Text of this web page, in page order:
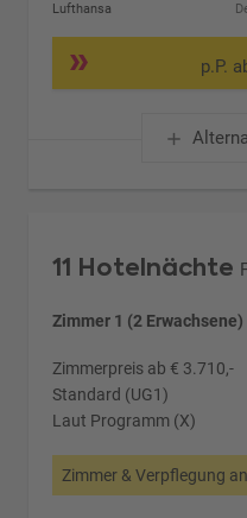
Lufthansa
p.P.
11 Hotelnächte
Zimmer 1 (2 Erwachsene)
Zimmerpreis ab € 3.710,-
Standard (UG1)
Laut Programm (X)
Zimmer & Verpflegung